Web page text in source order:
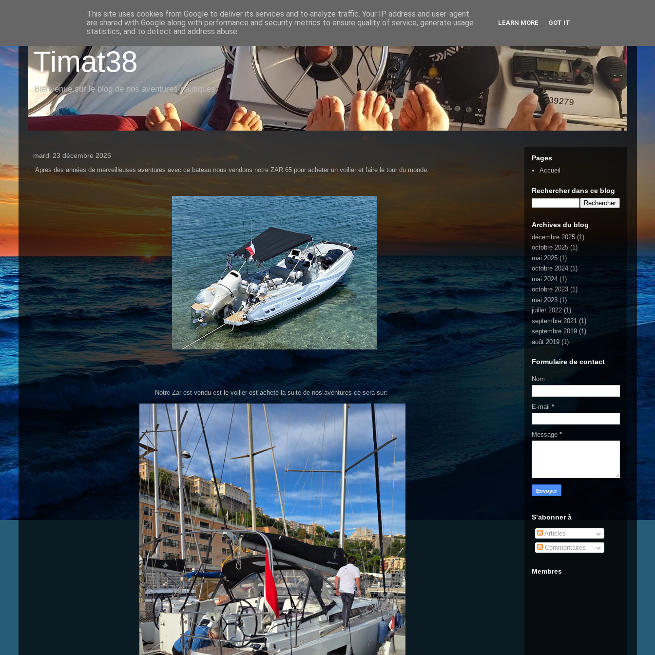
Timat38
Bienvenue sur le blog de nos aventures nautiques
mardi 23 décembre 2025
Apres des années de merveilleuses aventures avec ce bateau nous vendons notre ZAR 65 pour acheter un voilier et faire le tour du monde:
Notre Zar est vendu est le voilier est acheté la suite de nos aventures ce sera sur:
Pages
Accueil
Rechercher dans ce blog
Archives du blog
décembre 2025(1)
octobre 2025(1)
mai 2025(1)
octobre 2024(1)
mai 2024(1)
octobre 2023(1)
mai 2023(1)
juillet 2022(1)
septembre 2021 (1)
septembre 2019(1)
août 2019(1)
Formulaire de contact
Nom
E-mail *
Message *
S’abonner à
Articles
Commentaires
Membres
This site uses cookies from Google to deliver its services and to analyze traffic. Your IP address and user-agent
are shared with Google along with performance and security metrics to ensure quality of service, generate usage
statistics, and to detect and address abuse.
LEARN MORE GOT IT